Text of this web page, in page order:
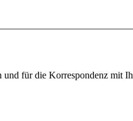
für die Korrespondenz mit